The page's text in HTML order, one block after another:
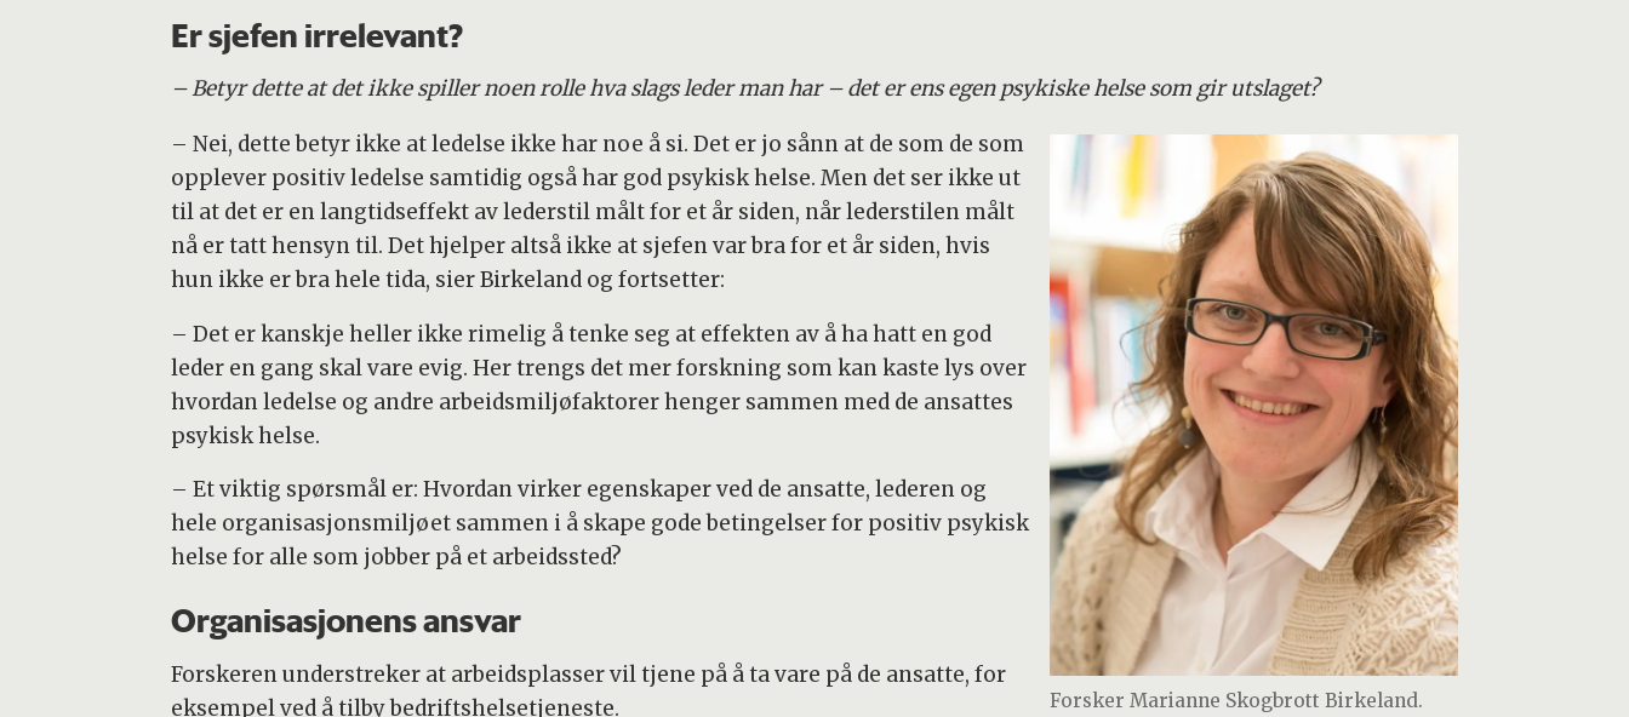
Er sjefen irrelevant?
– Betyr dette at det ikke spiller noen rolle hva slags leder man har – det er ens egen psykiske helse som gir utslaget?
Forsker Marianne Skogbrott Birkeland.
– Nei, dette betyr ikke at ledelse ikke har noe å si. Det er jo sånn at de som de som
opplever positiv ledelse samtidig også har god psykisk helse. Men det ser ikke ut
til at det er en langtidseffekt av lederstil målt for et år siden, når lederstilen målt
nå er tatt hensyn til. Det hjelper altså ikke at sjefen var bra for et år siden, hvis
hun ikke er bra hele tida, sier Birkeland og fortsetter:
– Det er kanskje heller ikke rimelig å tenke seg at effekten av å ha hatt en god
leder en gang skal vare evig. Her trengs det mer forskning som kan kaste lys over
hvordan ledelse og andre arbeidsmiljøfaktorer henger sammen med de ansattes
psykisk helse.
– Et viktig spørsmål er: Hvordan virker egenskaper ved de ansatte, lederen og
hele organisasjonsmiljøet sammen i å skape gode betingelser for positiv psykisk
helse for alle som jobber på et arbeidssted?
Organisasjonens ansvar
Forskeren understreker at arbeidsplasser vil tjene på å ta vare på de ansatte, for
eksempel ved å tilby bedriftshelsetjeneste.